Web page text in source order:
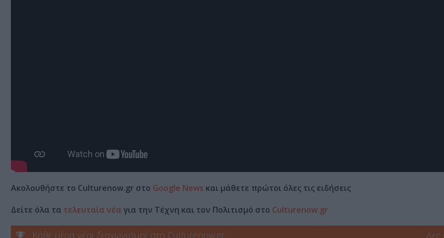
Ακολουθήστε το Culturenow.gr στο Google News και μάθετε πρώτοι όλες τις ειδήσεις
Δείτε όλα τα τελευταία νέα για την Τέχνη και τον Πολιτισμό στο Culturenow.gr
Κάθε μέρα νέοι διαγωνισμοί στο Culturenow.gr